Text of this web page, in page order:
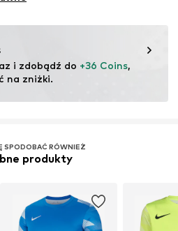
i zdobądź do +36 Coins,
na zniżki.
SPODOBAĆ RÓWNIEŻ
produkty